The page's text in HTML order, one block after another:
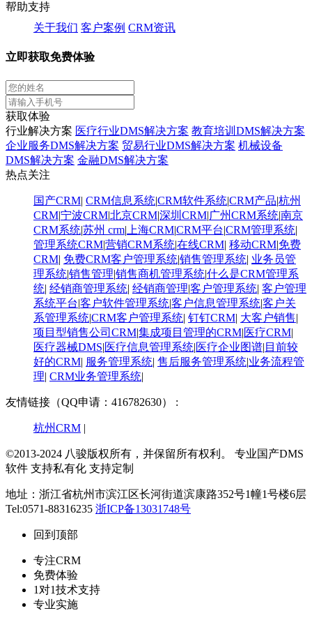
帮助支持
关于我们 客户案例 CRM资讯
立即获取免费体验
获取体验
行业解决方案 医疗行业DMS解决方案 教育培训DMS解决方案
企业服务DMS解决方案 贸易行业DMS解决方案 机械设备
DMS解决方案 金融DMS解决方案
热点关注
国产CRM| CRM信息系统|CRM软件系统|CRM产品|杭州
CRM|宁波CRM|北京CRM|深圳CRM|广州CRM系统|南京
CRM系统|苏州 crm| 上海CRM|CRM平台|CRM管理系统|
管理系统CRM|营销CRM系统|在线CRM| 移动CRM|免费
CRM| 免费CRM客户管理系统|销售管理系统| 业务员管
理系统|销售管理|销售商机管理系统|什么是CRM管理系
统| 经销商管理系统| 经销商管理|客户管理系统| 客户管理
系统平台|客户软件管理系统|客户信息管理系统|客户关
系管理系统|CRM客户管理系统| 钉钉CRM| 大客户销售|
项目型销售公司CRM|集成项目管理的CRM|医疗CRM|
医疗器械DMS|医疗信息管理系统|医疗企业图谱| ​目前较
好的CRM| 服务管理系统| 售后服务管理系统|业务流程管
理| CRM业务管理系统|
友情链接（QQ申请：416782630） :
杭州CRM |
©2013-2024 八骏版权所有，并保留所有权利。 专业国产DMS
软件 支持私有化 支持定制
地址：浙江省杭州市滨江区长河街道滨康路352号1幢1号楼6层
Tel:0571-88316235 浙ICP备13031748号
回到顶部
专注CRM
免费体验
1对1技术支持
专业实施